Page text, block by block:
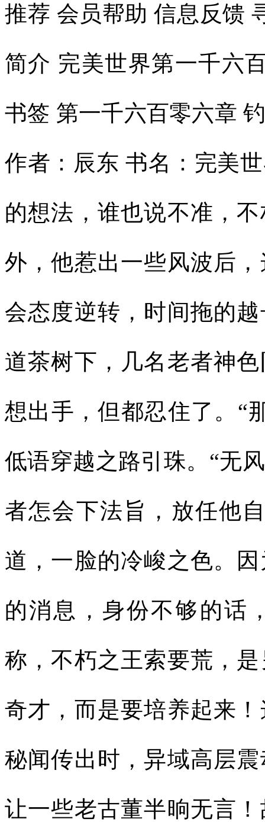
推荐 会员帮助 信息反馈
简介 完美世界第一千六
书签 第一千六百零六章
作者：辰东 书名：完美
的想法，谁也说不准，
外，他惹出一些风波后
会态度逆转，时间拖的
道茶树下，几名老者神
想出手，但都忍住了。“
低语穿越之路引珠。“无
者怎会下法旨，放任他
道，一脸的冷峻之色。
的消息，身份不够的话
称，不朽之王索要荒，
奇才，而是要培养起来
秘闻传出时，异域高层
让一些老古董半晌无言